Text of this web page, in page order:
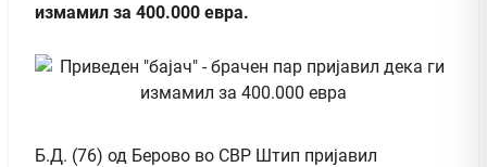
измамил за 400.000 евра.
Б.Д. (76) од Берово во СВР Штип пријавил